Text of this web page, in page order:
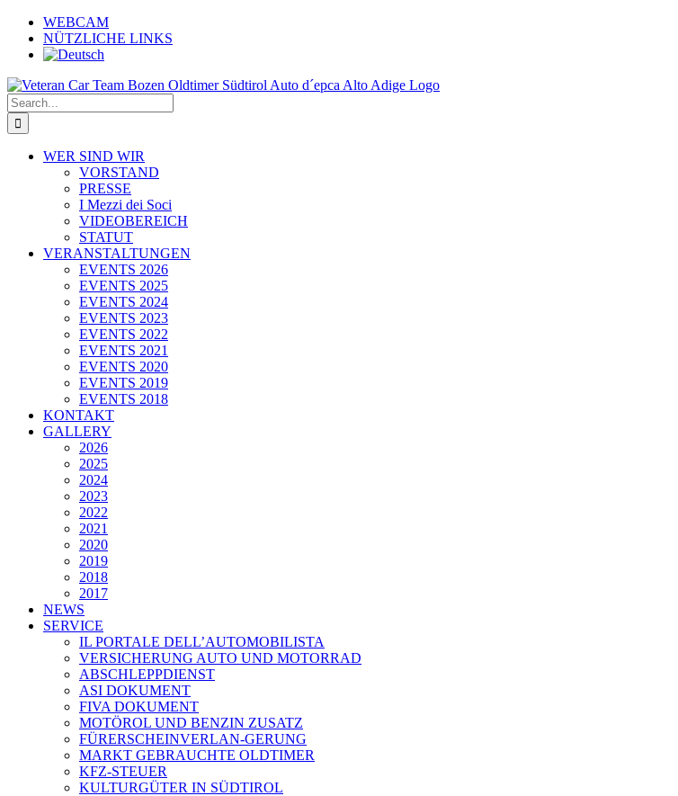
Skip
content
WEBCAM
NÜTZLICHE LINKS
Search
for:
WER SIND WIR
VORSTAND
PRESSE
I Mezzi dei Soci
VIDEOBEREICH
STATUT
VERANSTALTUNGEN
EVENTS 2026
EVENTS 2025
EVENTS 2024
EVENTS 2023
EVENTS 2022
EVENTS 2021
EVENTS 2020
EVENTS 2019
EVENTS 2018
KONTAKT
GALLERY
2026
2025
2024
2023
2022
2021
2020
2019
2018
2017
NEWS
SERVICE
IL PORTALE DELL’AUTOMOBILISTA
VERSICHERUNG AUTO UND MOTORRAD
ABSCHLEPPDIENST
ASI DOKUMENT
FIVA DOKUMENT
MOTÖROL UND BENZIN ZUSATZ
FÜRERSCHEINVERLAN-GERUNG
MARKT GEBRAUCHTE OLDTIMER
KFZ-STEUER
KULTURGÜTER IN SÜDTIROL